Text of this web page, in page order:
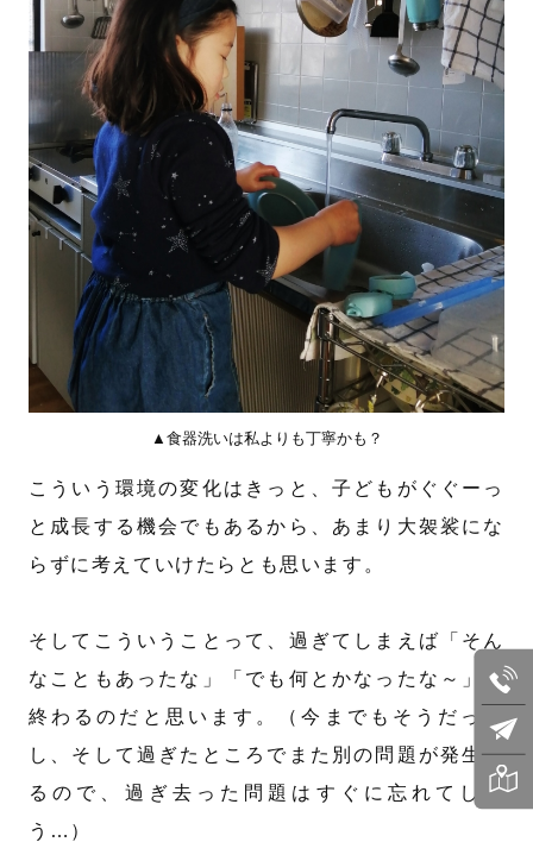
▲食器洗いは私よりも丁寧かも？
こういう環境の変化はきっと、子どもがぐぐーっ
と成長する機会でもあるから、あまり大袈裟にな
らずに考えていけたらとも思います。
そしてこういうことって、過ぎてしまえば「そん
なこともあったな」「でも何とかなったな～」で
終わるのだと思います。（今までもそうだった
し、そして過ぎたところでまた別の問題が発生す
るので、過ぎ去った問題はすぐに忘れてしま
う…）